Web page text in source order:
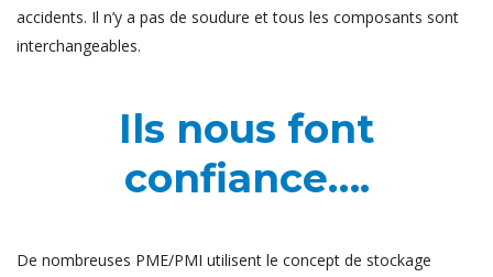
accidents. Il n’y a pas de soudure et tous les composants sont
interchangeables.
Ils nous font
confiance….
De nombreuses PME/PMI utilisent le concept de stockage